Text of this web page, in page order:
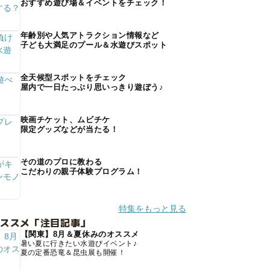
おすすめ遊び場＆イベントをチェック！
年齢別や人気アトラクション情報など
子ども大満足のプール＆水遊びスポット
全天候型スポットをチェック
屋内で一日たっぷり思いっきり遊ぼう♪
映画チケット、ムビチケ
限定グッズなどが当たる！
その道のプロに教わる
こだわりの親子体験プログラム！
特集をもっと見る
スメ「注目記事」
【関東】8月＆夏休みのオススメ
暑い夏に行きたい水遊びイベント♪
夏の定番恐竜＆昆虫展も開催！